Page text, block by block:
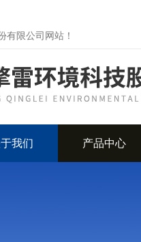
有限公司网站！
我们 产品中心